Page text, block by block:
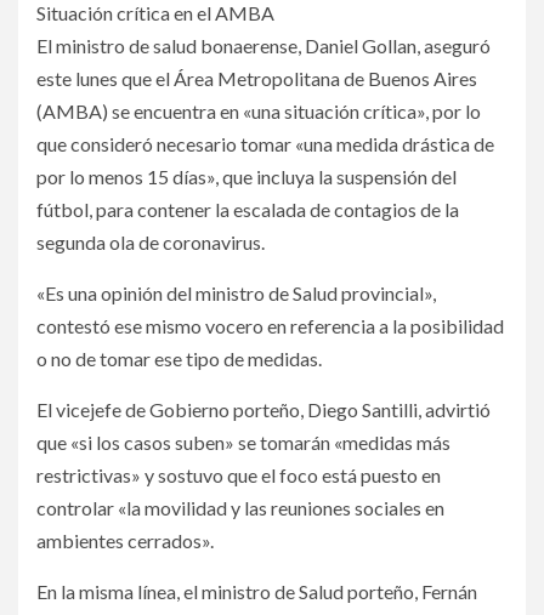
Situación crítica en el AMBA
El ministro de salud bonaerense, Daniel Gollan, aseguró
este lunes que el Área Metropolitana de Buenos Aires
(AMBA) se encuentra en «una situación crítica», por lo
que consideró necesario tomar «una medida drástica de
por lo menos 15 días», que incluya la suspensión del
fútbol, para contener la escalada de contagios de la
segunda ola de coronavirus.
«Es una opinión del ministro de Salud provincial»,
contestó ese mismo vocero en referencia a la posibilidad
o no de tomar ese tipo de medidas.
El vicejefe de Gobierno porteño, Diego Santilli, advirtió
que «si los casos suben» se tomarán «medidas más
restrictivas» y sostuvo que el foco está puesto en
controlar «la movilidad y las reuniones sociales en
ambientes cerrados».
En la misma línea, el ministro de Salud porteño, Fernán